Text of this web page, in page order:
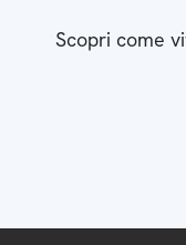
Scopri come